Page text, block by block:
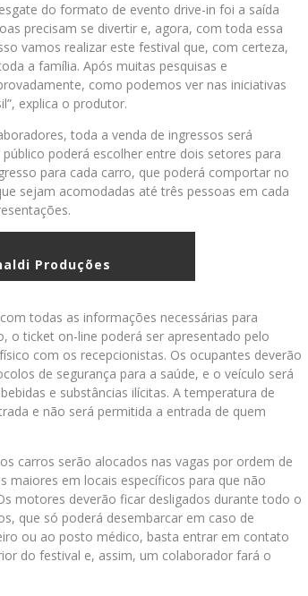
do formato de evento drive-in foi a saída
precisam se divertir e, agora, com toda essa
vamos realizar este festival que, com certeza,
a família. Após muitas pesquisas e
como podemos ver nas iniciativas
explica o produtor.
toda a venda de ingressos será
poderá escolher entre dois setores para
para cada carro, que poderá comportar no
sejam acomodadas até três pessoas em cada
Produções
todas as informações necessárias para
o ticket on-line poderá ser apresentado pelo
com os recepcionistas. Os ocupantes deverão
de segurança para a saúde, e o veículo será
e substâncias ilícitas. A temperatura de
e não será permitida a entrada de quem
carros serão alocados nas vagas por ordem de
maiores em locais específicos para que não
motores deverão ficar desligados durante todo o
que só poderá desembarcar em caso de
ou ao posto médico, basta entrar em contato
do festival e, assim, um colaborador fará o